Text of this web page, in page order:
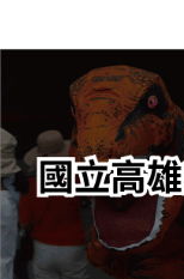
轉
要
內
容